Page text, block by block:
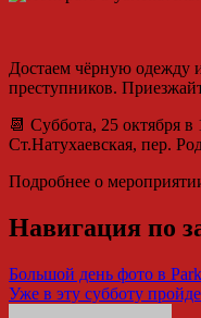
Достаем чёрную одежду
преступников.
📆 Суббота, 25 октября в
Ст.Натухаевская, пер.
Подробнее о
Навигация по
Большой день фото в
Уже в эту субботу